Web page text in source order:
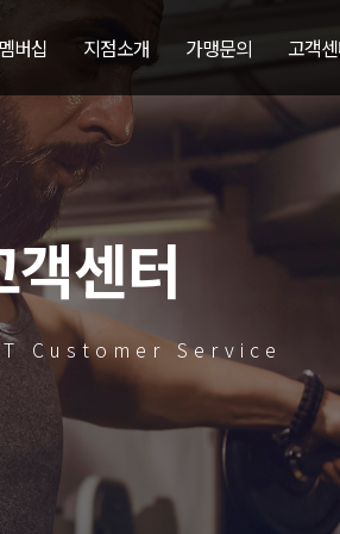
버십 지점소개 가맹문의 고객
객센터
Customer Service